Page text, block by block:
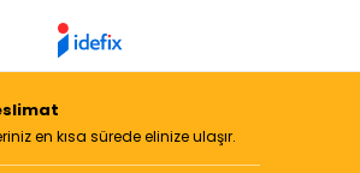
en kısa sürede elinize ulaşır.